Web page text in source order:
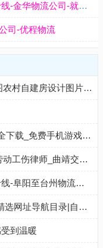
金华到泉州物流专线-金华到泉州货运专线-金华物流公司-就发物流网
司-优程物流
别墅设计图纸及效果图大全_别墅外观图农村自建房设计图片-青禾别墅
西西游戏网-单机游戏下载_单机游戏大全下载_免费手机游戏下载_手机单机游戏排行榜_西西游戏下载中心
曲靖专业工伤赔偿律师咨询电话_曲靖劳动工伤律师_曲靖交通工伤纠纷律师-工伤理赔律师事务所
阜阳到台州物流专线-阜阳到台州货运专线-阜阳至台州物流公司-就发物流网
VP导航 - 免费网站收录|网站快速收录|精选网址导航目录|自动秒收录
到温暖